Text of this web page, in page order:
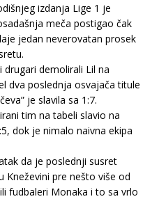
izdanja Lige 1 je
meča postigao čak
jedan neverovatan prosek
demolirali Lil na
dva poslednja osvajača titule
je slavila sa 1:7.
tim na tabeli slavio na
dok je nimalo naivna ekipa
da je poslednji susret
Kneževini pre nešto više od
fudbaleri Monaka i to sa vrlo